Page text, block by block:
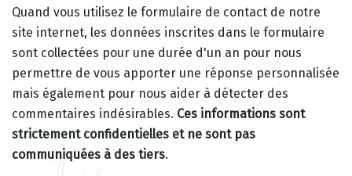
Quand vous utilisez le formulaire de contact de notre
site internet, les données inscrites dans le formulaire
sont collectées pour une durée d'un an pour nous
permettre de vous apporter une réponse personnalisée
mais également pour nous aider à détecter des
commentaires indésirables. Ces informations sont
strictement confidentielles et ne sont pas
communiquées à des tiers.